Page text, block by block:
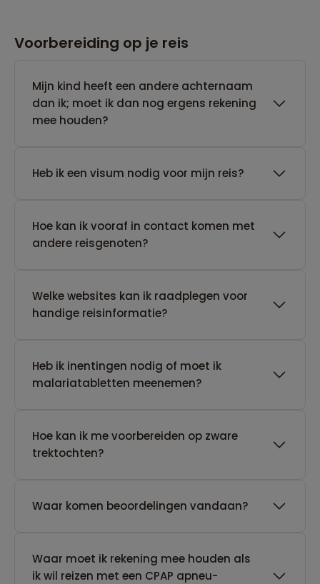
Voorbereiding op je reis
Mijn kind heeft een andere achternaam
dan ik; moet ik dan nog ergens rekening
mee houden?
Heb ik een visum nodig voor mijn reis?
Hoe kan ik vooraf in contact komen met
andere reisgenoten?
Welke websites kan ik raadplegen voor
handige reisinformatie?
Heb ik inentingen nodig of moet ik
malariatabletten meenemen?
Hoe kan ik me voorbereiden op zware
trektochten?
Waar komen beoordelingen vandaan?
Waar moet ik rekening mee houden als
ik wil reizen met een CPAP apneu-